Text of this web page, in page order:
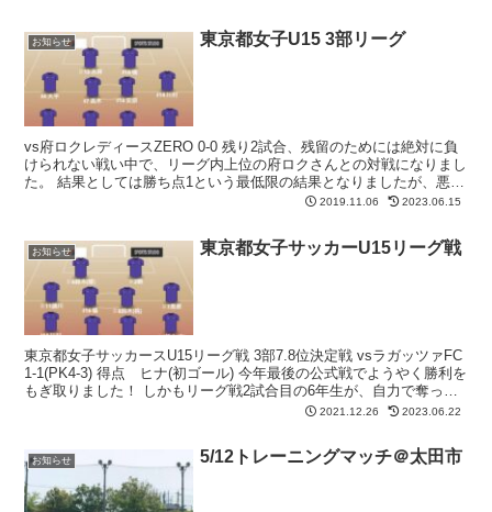
お知らせ 東京都女子U15 3部リーグ
vs府ロクレディースZERO 0-0 残り2試合、残留のためには絶対に負
けられない戦い中で、リーグ内上位の府ロクさんとの対戦になりまし
た。 結果としては勝ち点1という最低限の結果となりましたが、悪い
ピッチ状態とはいえ相手の良さを出させずに自...2019.11.06 2023.06.15
お知らせ 東京都女子サッカーU15リーグ戦
東京都女子サッカースU15リーグ戦 3部7.8位決定戦 vsラガッツァFC
1-1(PK4-3) 得点 ヒナ(初ゴール) 今年最後の公式戦でようやく勝利を
もぎ取りました！ しかもリーグ戦2試合目の6年生が、自力で奪って
2021.12.26 2023.06.22
お知らせ 5/12トレーニングマッチ＠太田市